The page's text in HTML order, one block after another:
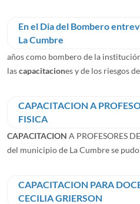
En el Dia del Bombero
La Cumbre
años como bombero de la
lascapacitaciones y de los riesgos
CAPACITACION A
FISICA
CAPACITACION A PROFESORES
del municipio de La Cumbre se
CAPACITACION PARA
CECILIA GRIERSON